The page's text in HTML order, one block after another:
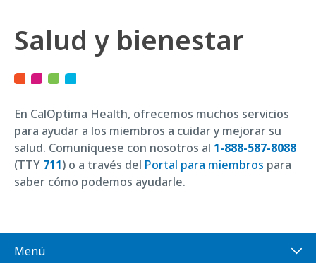
Salud y bienestar
En CalOptima Health, ofrecemos muchos servicios
para ayudar a los miembros a cuidar y mejorar su
salud. Comuníquese con nosotros al 1-888-587-8088
(TTY 711) o a través del Portal para miembros para
saber cómo podemos ayudarle.
Menú